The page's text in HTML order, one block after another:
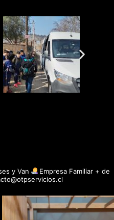
y Van
Empresa Familiar + de